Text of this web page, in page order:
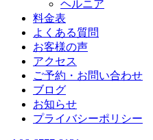
ヘルニア
料金表
よくある質問
お客様の声
アクセス
ご予約・お問い合わせ
ブログ
お知らせ
プライバシーポリシー